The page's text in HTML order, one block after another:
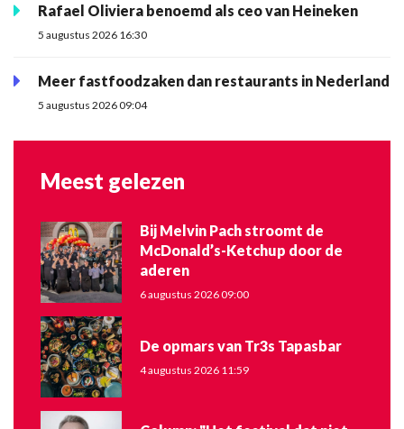
Rafael Oliviera benoemd als ceo van Heineken
5 augustus 2026 16:30
Meer fastfoodzaken dan restaurants in Nederland
5 augustus 2026 09:04
Meest gelezen
Bij Melvin Pach stroomt de
McDonald’s-Ketchup door de
aderen
6 augustus 2026 09:00
De opmars van Tr3s Tapasbar
4 augustus 2026 11:59